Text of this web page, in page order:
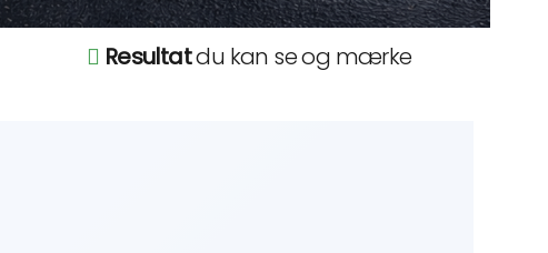
Resultatdu kan se og mærke